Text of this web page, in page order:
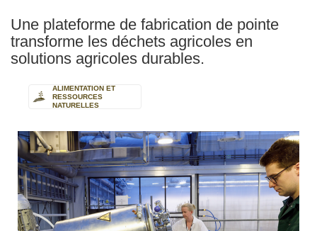
Une plateforme de fabrication de pointe
transforme les déchets agricoles en
solutions agricoles durables.
ALIMENTATION ET
RESSOURCES
NATURELLES